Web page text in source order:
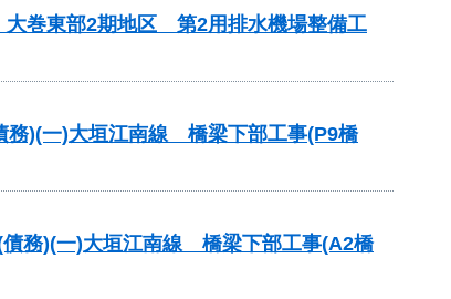
巻東部2期地区 第2用排水機場整備工
務)(一)大垣江南線 橋梁下部工事(P9橋
務)(一)大垣江南線 橋梁下部工事(A2橋